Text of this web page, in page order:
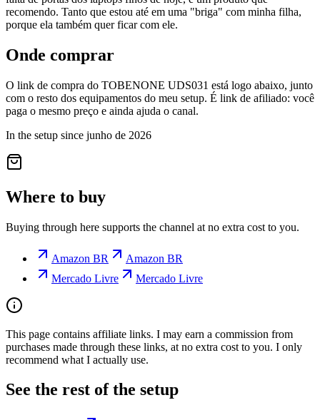
recomendo. Tanto que estou até em uma "briga" com minha filha,
porque ela também quer ficar com ele.
Onde comprar
O link de compra do TOBENONE UDS031 está logo abaixo, junto
com o resto dos equipamentos do meu setup. É link de afiliado: você
paga o mesmo preço e ainda ajuda o canal.
In the setup since junho de 2026
Where to buy
Buying through here supports the channel at no extra cost to you.
Amazon BR
Amazon BR
Mercado Livre
Mercado Livre
This page contains affiliate links. I may earn a commission from
purchases made through these links, at no extra cost to you. I only
recommend what I actually use.
See the rest of the setup